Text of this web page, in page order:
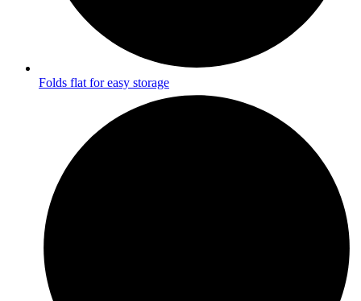
Folds flat for easy storage